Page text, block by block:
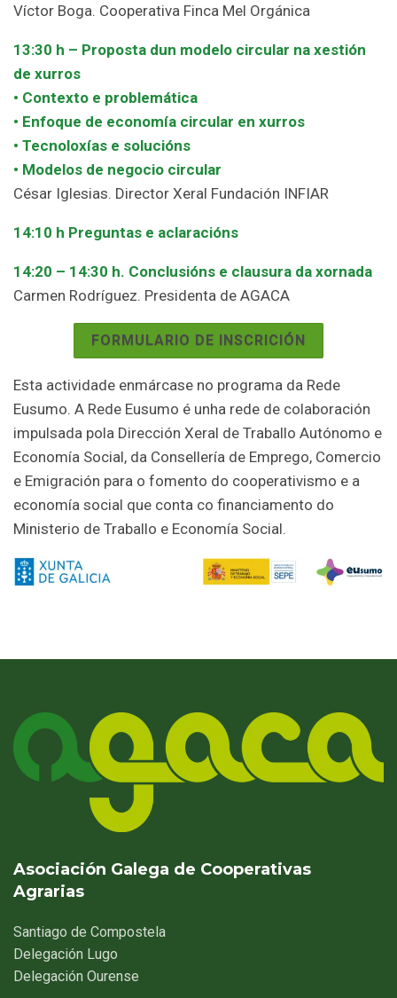
Víctor Boga. Cooperativa Finca Mel Orgánica
13:30 h – Proposta dun modelo circular na xestión
de xurros
• Contexto e problemática
• Enfoque de economía circular en xurros
• Tecnoloxías e solucións
• Modelos de negocio circular
César Iglesias. Director Xeral Fundación INFIAR
14:10 h Preguntas e aclaracións
14:20 – 14:30 h. Conclusións e clausura da xornada
Carmen Rodríguez. Presidenta de AGACA
FORMULARIO DE INSCRICIÓN
Esta actividade enmárcase no programa da Rede
Eusumo. A Rede Eusumo é unha rede de colaboración
impulsada pola Dirección Xeral de Traballo Autónomo e
Economía Social, da Consellería de Emprego, Comercio
e Emigración para o fomento do cooperativismo e a
economía social que conta co financiamento do
Ministerio de Traballo e Economía Social.
Asociación Galega de Cooperativas
Agrarias
Santiago de Compostela
Delegación Lugo
Delegación Ourense